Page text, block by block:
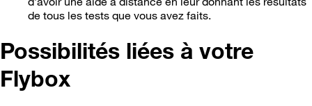
de tous les tests que vous avez faits.
Possibilités liées à votre
Flybox